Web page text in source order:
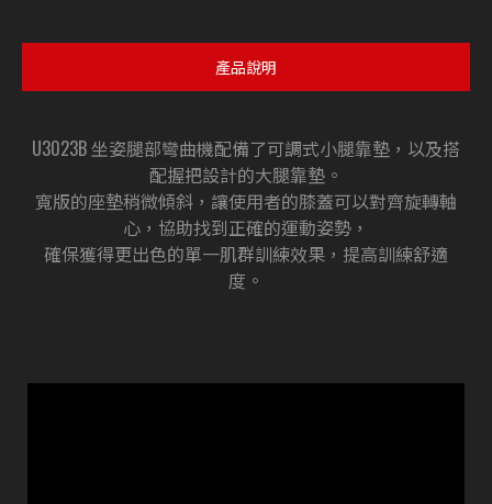
產品說明
U3023B 坐姿腿部彎曲機配備了可調式小腿靠墊，以及搭
配握把設計的大腿靠墊。
寬版的座墊稍微傾斜，讓使用者的膝蓋可以對齊旋轉軸
心，協助找到正確的運動姿勢，
確保獲得更出色的單一肌群訓練效果，提高訓練舒適
度。